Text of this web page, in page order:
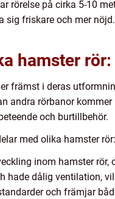
rörelse på cirka 5-10
friskare och mer
hamster rör:
främst i deras
andra rörbanor
och burtillbehör.
med olika hamster rör:
inom hamster
hade dålig ventilation,
och främjar